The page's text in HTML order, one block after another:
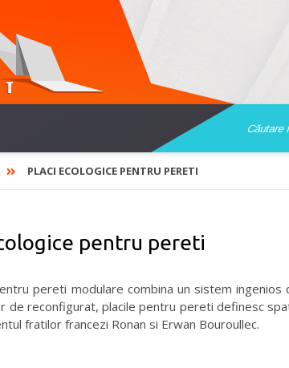
PLACI ECOLOGICE PENTRU PERETI
pentru pereti
pereti modulare combina un sistem
de reconfigurat, placile pentru pereti definesc
fratilor francezi Ronan si Erwan Bouroullec.